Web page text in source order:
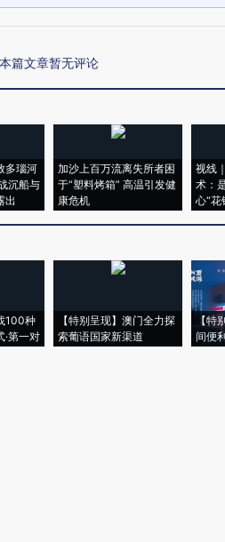
本篇文章暂无评论
多瑙河
沉船与
出
加沙上百万流离失所者困
于“塑料烤箱” 高温引发健
康危机
视线
术：
心“花
100种
·第一对
【特别呈现】澳门全力探
索葡语国家新渠道
【特
间便